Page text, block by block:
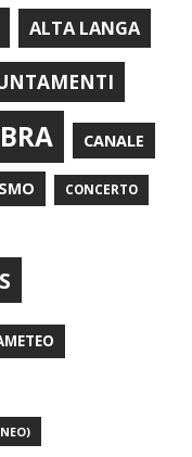
ALTA LANGA
BRA CANALE
CONCERTO